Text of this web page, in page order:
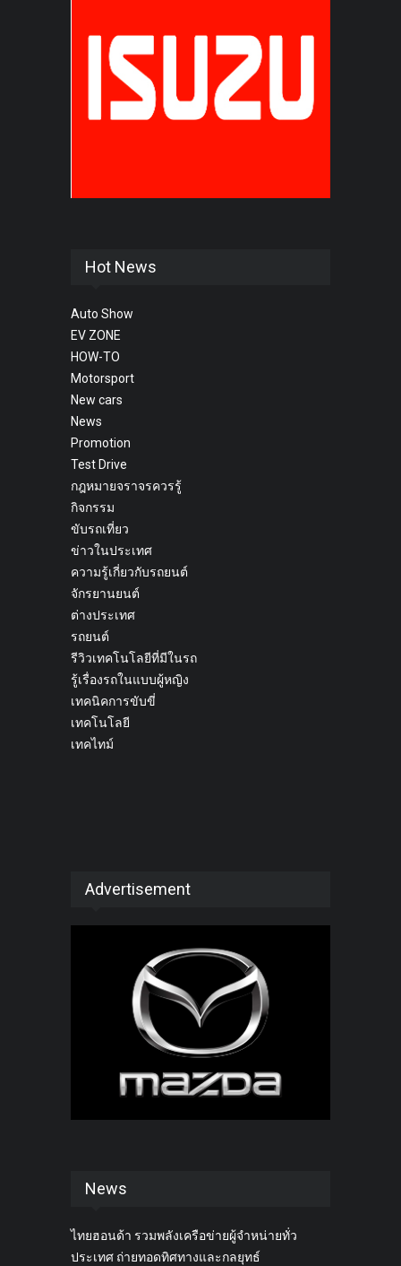
Hot News
Auto Show
EV ZONE
HOW-TO
Motorsport
New cars
News
Promotion
Test Drive
กฎหมายจราจรควรรู้
กิจกรรม
ขับรถเที่ยว
ข่าวในประเทศ
ความรู้เกี่ยวกับรถยนต์
จักรยานยนต์
ต่างประเทศ
รถยนต์
รีวิวเทคโนโลยีที่มีในรถ
รู้เรื่องรถในแบบผู้หญิง
เทคนิคการขับขี่
เทคโนโลยี
เทคไทม์
Advertisement
News
ไทยฮอนด้า รวมพลังเครือข่ายผู้จำหน่ายทั่ว
ประเทศ ถ่ายทอดทิศทางและกลยุทธ์